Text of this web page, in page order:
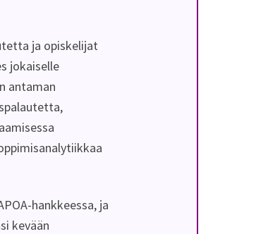
ja opiskelijat
jokaiselle
antaman
hankkeessa, ja
kevään